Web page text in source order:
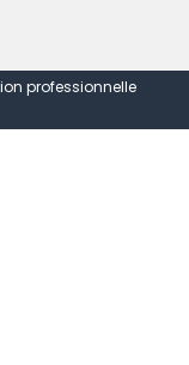
professionnelle